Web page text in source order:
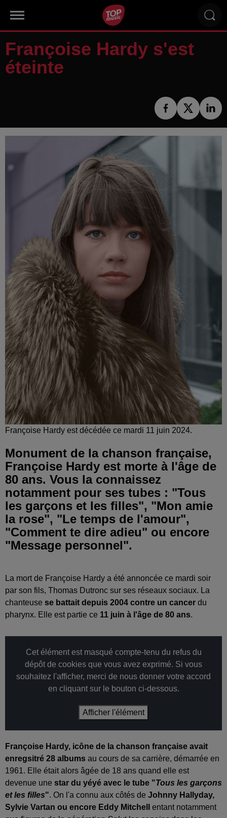
Françoise Hardy s'est
éteinte
Françoise Hardy est décédée ce mardi 11 juin 2024.
Monument de la chanson française,
Françoise Hardy est morte à l'âge de
80 ans. Vous la connaissez
notamment pour ses tubes : "Tous
les garçons et les filles", "Mon amie
la rose", "Le temps de l'amour",
"Comment te dire adieu" ou encore
"Message personnel".
La mort de Françoise Hardy a été annoncée ce mardi soir
par son fils, Thomas Dutronc sur ses réseaux sociaux. La
chanteuse se battait depuis 2004 contre un cancer du
pharynx. Elle est partie ce 11 juin à l'âge de 80 ans.
Cet élément est masqué compte-tenu du refus du
dépôt de cookies que vous avez exprimé. Si vous
souhaitez l'afficher, merci de nous donner votre accord
en cliquant sur le bouton ci-dessous.
Afficher l'élément
Françoise Hardy, icône de la chanson française avait
enregsitré 28 albums au cours de sa carrière, démarrée en
1961. Elle était alors âgée de 18 ans quand elle est
devenue une star du yéyé avec le tube "Tous les garçons
et les filles". On l'a connu aux côtés de Johnny Hallyday,
Sylvie Vartan ou encore Eddy Mitchell
entant notamment